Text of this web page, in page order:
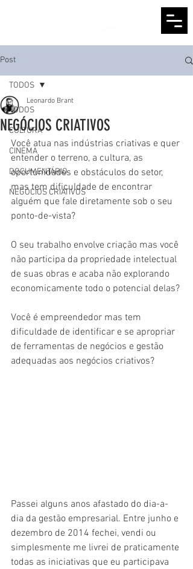
Post
TODOS
CULTURA
CINEMA
DOCUMENTÁRIO
NEGÓCIOS CRIATIVOS
TODOS
NEGÓCIOS CRIATIVOS
Leonardo Brant
Você atua nas indústrias criativas e quer
entender o terreno, a cultura, as
oportunidades e obstáculos do setor,
mas tem dificuldade de encontrar
alguém que fale diretamente sob o seu
ponto-de-vista?
O seu trabalho envolve criação mas você
não participa da propriedade intelectual
de suas obras e acaba não explorando
economicamente todo o potencial delas?
Você é empreendedor mas tem
dificuldade de identificar e se apropriar
de ferramentas de negócios e gestão
adequadas aos negócios criativos?
Passei alguns anos afastado do dia-a-
dia da gestão empresarial. Entre junho e
dezembro de 2014 fechei, vendi ou
simplesmente me livrei de praticamente
todas as iniciativas que eu participava